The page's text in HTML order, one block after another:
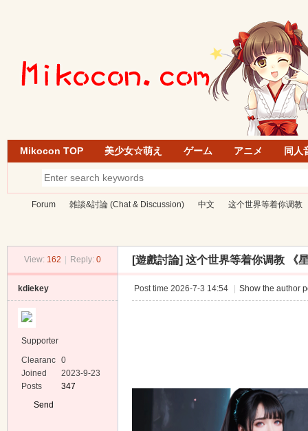
Mikocon TOP 美少女☆萌え ゲーム アニメ 同人
Forum
›
雑談&討論 (Chat & Discussion)
›
中文
›
这个世界等着你调教
View: 162 Reply: 0 [遊戲討論] 这个世界等着你调教 《
kdiekey
Supporter
Clearanc
e
0
Joined
2023-9-23
Posts
347
Send
Post time 2026-7-3 14:54 Show the author